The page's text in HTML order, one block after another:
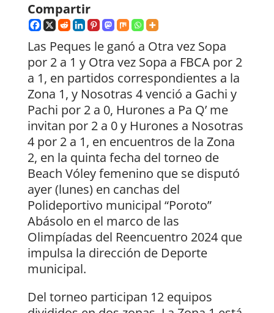
Compartir
Las Peques le ganó a Otra vez Sopa
por 2 a 1 y Otra vez Sopa a FBCA por 2
a 1, en partidos correspondientes a la
Zona 1, y Nosotras 4 venció a Gachi y
Pachi por 2 a 0, Hurones a Pa Q’ me
invitan por 2 a 0 y Hurones a Nosotras
4 por 2 a 1, en encuentros de la Zona
2, en la quinta fecha del torneo de
Beach Vóley femenino que se disputó
ayer (lunes) en canchas del
Polideportivo municipal “Poroto”
Abásolo en el marco de las
Olimpíadas del Reencuentro 2024 que
impulsa la dirección de Deporte
municipal.
Del torneo participan 12 equipos